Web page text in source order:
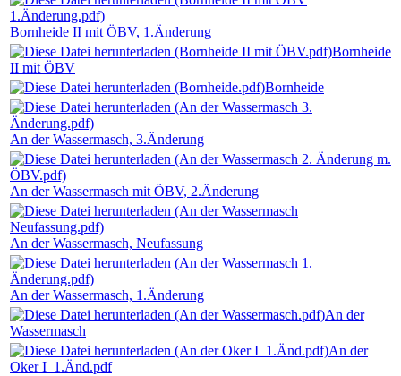
Bornheide II mit ÖBV, 1.Änderung
Bornheide
II mit ÖBV
Bornheide
An der Wassermasch, 3.Änderung
An der Wassermasch mit ÖBV, 2.Änderung
An der Wassermasch, Neufassung
An der Wassermasch, 1.Änderung
An der
Wassermasch
An der
Oker I_1.Änd.pdf